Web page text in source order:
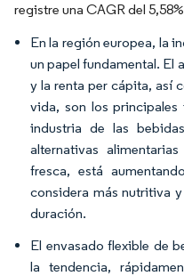
registre una CAGR del
En la región europea, la
un papel fundamental. El
y la renta per cápita, así
vida, son los principales
industria de las
alternativas
fresca, está
considera más nutritiva
duración.
El envasado flexible de
la tendencia,